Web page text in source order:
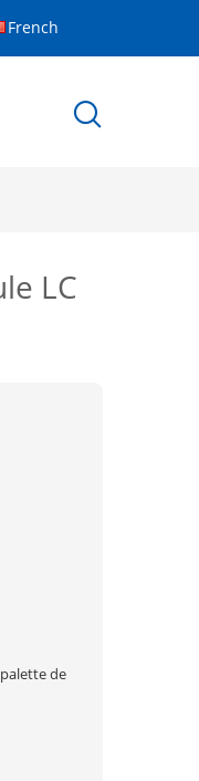
French
LC
de